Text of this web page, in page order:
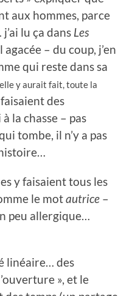
aux hommes, parce
lu ça dans Les
agacée – du coup, j’en
qui reste dans sa
y aurait fait, toute la
des
la chasse – pas
tombe, il n’y a pas
y faisaient tous les
le motautrice –
peu allergique…
linéaire… des
», et le